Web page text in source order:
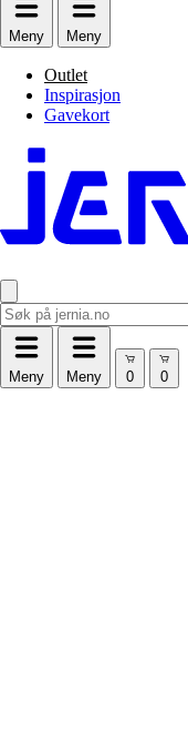
Meny Meny
Outlet
Inspirasjon
Gavekort
Meny Meny